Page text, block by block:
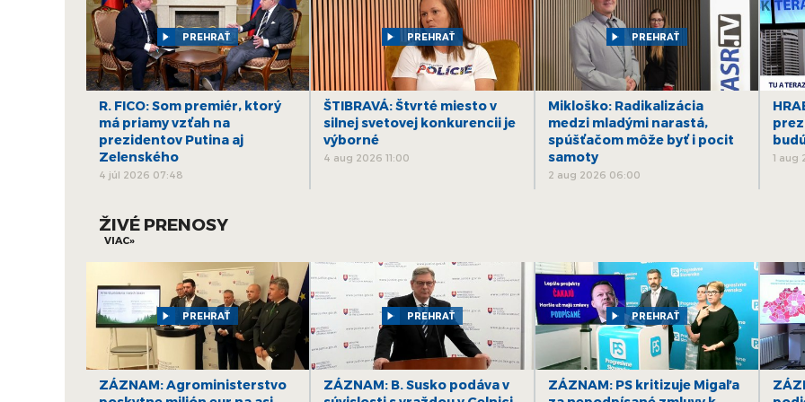
10
11
12
PREHRAŤ
R. FICO: Som premiér, ktorý
má priamy vzťah na
prezidentov Putina aj
Zelenského
4 júl 2026 07:48
PREHRAŤ
ŠTIBRAVÁ: Štvrté miesto v
silnej svetovej konkurencii je
výborné
4 aug 2026 11:00
PREHRAŤ
Mikloško: Radikalizácia
medzi mladými narastá,
spúšťačom môže byť i pocit
samoty
2 aug 2026 06:00
1 aug
ŽIVÉ PRENOSY
VIAC»
PREHRAŤ
ZÁZNAM: Agroministerstvo
PREHRAŤ
ZÁZNAM: B. Susko podáva v
PREHRAŤ
ZÁZNAM: PS kritizuje Migaľa